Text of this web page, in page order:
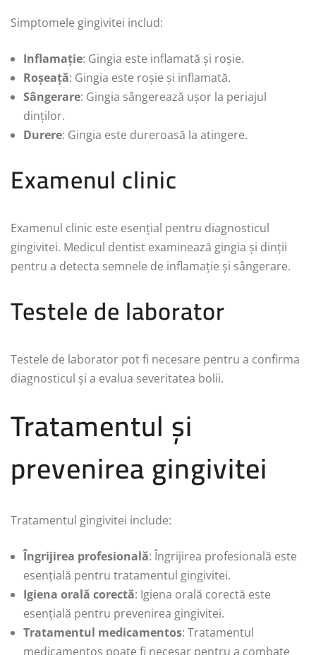
Simptomele gingivitei includ:
Inflamație: Gingia este inflamată și roșie.
Roșeață: Gingia este roșie și inflamată.
Sângerare: Gingia sângerează ușor la periajul
dinților.
Durere: Gingia este dureroasă la atingere.
Examenul clinic
Examenul clinic este esențial pentru diagnosticul
gingivitei. Medicul dentist examinează gingia și dinții
pentru a detecta semnele de inflamație și sângerare.
Testele de laborator
Testele de laborator pot fi necesare pentru a confirma
diagnosticul și a evalua severitatea bolii.
Tratamentul și
prevenirea gingivitei
Tratamentul gingivitei include:
Îngrijirea profesională: Îngrijirea profesională este
esențială pentru tratamentul gingivitei.
Igiena orală corectă: Igiena orală corectă este
esențială pentru prevenirea gingivitei.
Tratamentul medicamentos: Tratamentul
medicamentos poate fi necesar pentru a combate